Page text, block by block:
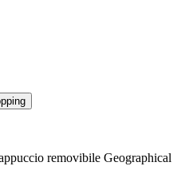
removibile Geographical